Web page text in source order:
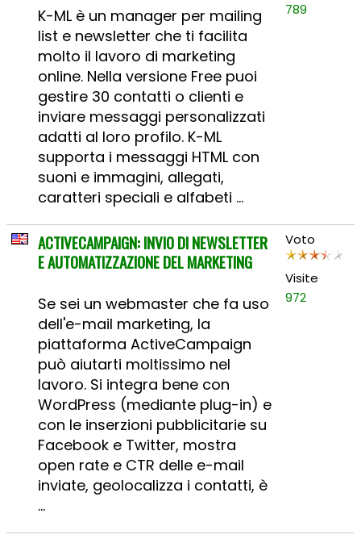
K-ML è un manager per mailing
list e newsletter che ti facilita
molto il lavoro di marketing
online. Nella versione Free puoi
gestire 30 contatti o clienti e
inviare messaggi personalizzati
adatti al loro profilo. K-ML
supporta i messaggi HTML con
suoni e immagini, allegati,
caratteri speciali e alfabeti ...
789
ACTIVECAMPAIGN: INVIO DI NEWSLETTER
E AUTOMATIZZAZIONE DEL MARKETING
Se sei un webmaster che fa uso
dell'e-mail marketing, la
piattaforma ActiveCampaign
può aiutarti moltissimo nel
lavoro. Si integra bene con
WordPress (mediante plug-in) e
con le inserzioni pubblicitarie su
Facebook e Twitter, mostra
open rate e CTR delle e-mail
inviate, geolocalizza i contatti, è
...
Voto
Visite
972